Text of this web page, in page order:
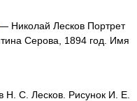
Николай Лесков Портрет
Серова, 1894 год. Имя
Н. С. Лесков. Рисунок И. Е.